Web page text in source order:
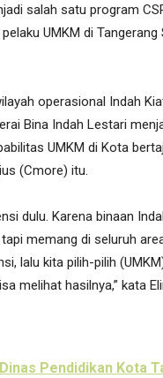
salah satu program
UMKM di Tangerang
operasional Indah
Bina Indah Lestari
UMKM di Kota
(Cmore) itu.
dulu. Karena binaan
memang di seluruh
lalu kita pilih-pilih
melihat hasilnya,” kata
Dinas Pendidikan Kota